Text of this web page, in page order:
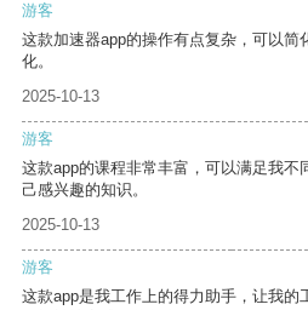
游客
这款加速器app的操作有点复杂，可以简
化。
2025-10-13
游客
这款app的课程非常丰富，可以满足我不
己感兴趣的知识。
2025-10-13
游客
这款app是我工作上的得力助手，让我的